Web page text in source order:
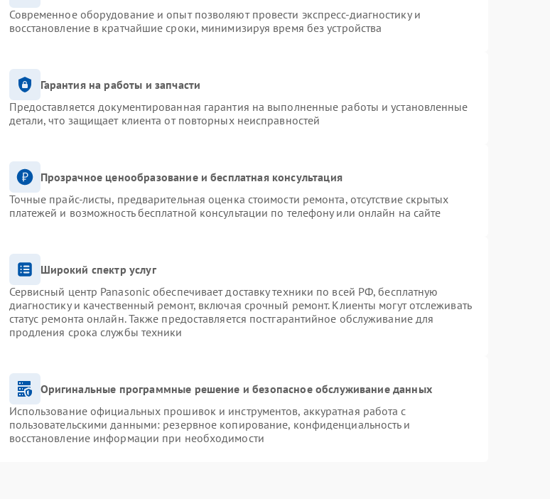
Современное оборудование и опыт позволяют провести экспресс-диагностику и
восстановление в кратчайшие сроки, минимизируя время без устройства
Гарантия на работы и запчасти
Предоставляется документированная гарантия на выполненные работы и установленные
детали, что защищает клиента от повторных неисправностей
Прозрачное ценообразование и бесплатная консультация
Точные прайс-листы, предварительная оценка стоимости ремонта, отсутствие скрытых
платежей и возможность бесплатной консультации по телефону или онлайн на сайте
Широкий спектр услуг
Сервисный центр Panasonic обеспечивает доставку техники по всей РФ, бесплатную
диагностику и качественный ремонт, включая срочный ремонт. Клиенты могут отслеживать
статус ремонта онлайн. Также предоставляется постгарантийное обслуживание для
продления срока службы техники
Оригинальные программные решение и безопасное обслуживание данных
Использование официальных прошивок и инструментов, аккуратная работа с
пользовательскими данными: резервное копирование, конфиденциальность и
восстановление информации при необходимости